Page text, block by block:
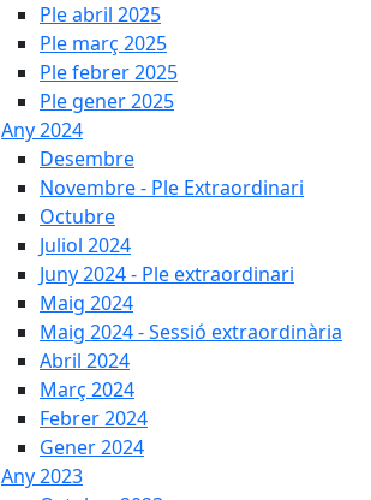
Ple abril 2025
Ple març 2025
Ple febrer 2025
Ple gener 2025
Any 2024
Desembre
Novembre - Ple Extraordinari
Octubre
Juliol 2024
Juny 2024 - Ple extraordinari
Maig 2024
Maig 2024 - Sessió extraordinària
Abril 2024
Març 2024
Febrer 2024
Gener 2024
Any 2023